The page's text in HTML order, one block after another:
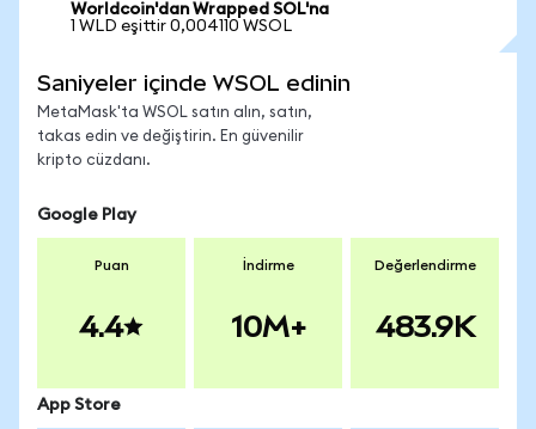
Worldcoin'dan Wrapped SOL'na
1 WLD eşittir 0,004110 WSOL
Saniyeler içinde WSOL edinin
MetaMask'ta WSOL satın alın, satın,
takas edin ve değiştirin. En güvenilir
kripto cüzdanı.
Google Play
Puan
4.4
İndirme
10M+
Değerlendirme
483.9K
App Store